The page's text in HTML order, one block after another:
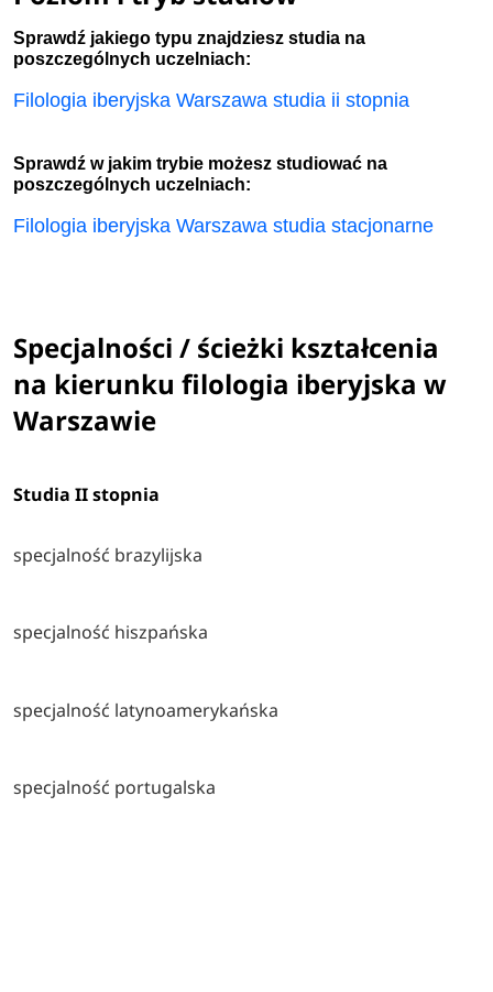
Sprawdź jakiego typu znajdziesz studia na
poszczególnych uczelniach:
Filologia iberyjska Warszawa studia ii stopnia
Sprawdź w jakim trybie możesz studiować na
poszczególnych uczelniach:
Filologia iberyjska Warszawa studia stacjonarne
Specjalności / ścieżki kształcenia
na kierunku filologia iberyjska w
Warszawie
Studia II stopnia
specjalność brazylijska
specjalność hiszpańska
specjalność latynoamerykańska
specjalność portugalska